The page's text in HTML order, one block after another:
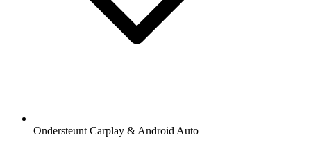
Ondersteunt Carplay & Android Auto